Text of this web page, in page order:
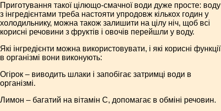
Приготування такої цілющо-смачної води дуже просте: воду
з інгредієнтами треба настояти упродовж кількох годин у
холодильнику, можна також залишити на цілу ніч, щоб всі
корисні речовини з фруктів і овочів перейшли у воду.
Які інгредієнти можна використовувати, і які корисні функції
в організмі вони виконують:
Огірок – виводить шлаки і запобігає затримці води в
організмі.
Лимон – багатий на вітамін С, допомагає в обміні речовин.